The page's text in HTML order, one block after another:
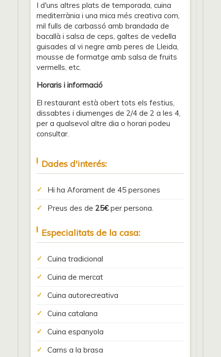
I d'uns altres plats de temporada, cuina
mediterrània i una mica més creativa com,
mil fulls de carbassó amb brandada de
bacallà i salsa de ceps, galtes de vedella
guisades al vi negre amb peres de Lleida,
mousse de formatge amb salsa de fruits
vermells, etc.
Horaris i informació
El restaurant està obert tots els festius,
dissabtes i diumenges de 2/4 de 2 a les 4,
per a qualsevol altre dia o horari podeu
consultar.
Dades d'interés:
Hi ha Aforament de 45 persones
Preus des de 25€per persona.
Especialitats de la casa:
Cuina tradicional
Cuina de mercat
Cuina autorecreativa
Cuina catalana
Cuina espanyola
Carns a la brasa